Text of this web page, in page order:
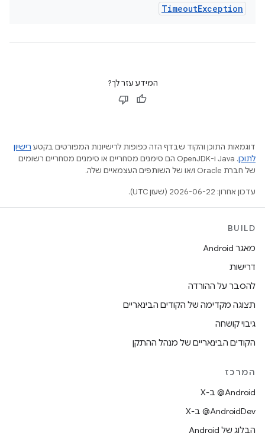
TimeoutException
המידע עזר לך?
דוגמאות התוכן והקוד שבדף הזה כפופות לרישיונות המפורטים בקטע רישיון
לתוכן
.‏ Java ו-OpenJDK הם סימנים מסחריים או סימנים מסחריים רשומים
של חברת Oracle ו/או של השותפים העצמאיים שלה.
עדכון אחרון: 2026-06-22 (שעון UTC).
BUILD
מאגר Android
דרישות
להסבר על ההורדה
תצוגה מקדימה של הקודים הבינאריים
גיבוי קושחה
הקודים הבינאריים של מנהל ההתקן
המרכז
‫‎@Android ב-X
‫‎@AndroidDev ב-X
הבלוג של Android